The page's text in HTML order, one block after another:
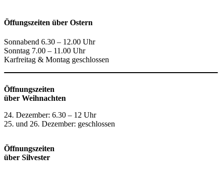
Öffungszeiten über Ostern
Sonnabend 6.30 – 12.00 Uhr
Sonntag 7.00 – 11.00 Uhr
Karfreitag & Montag geschlossen
Öffnungszeiten
über Weihnachten
24. Dezember: 6.30 – 12 Uhr
25. und 26. Dezember: geschlossen
Öffnungszeiten
über Silvester